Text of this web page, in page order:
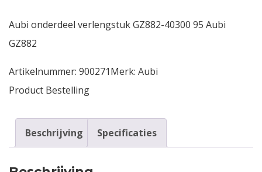
Aubi onderdeel verlengstuk GZ882-40300 95 Aubi
GZ882
Artikelnummer: 900271Merk: Aubi
Product Bestelling
Beschrijving Specificaties